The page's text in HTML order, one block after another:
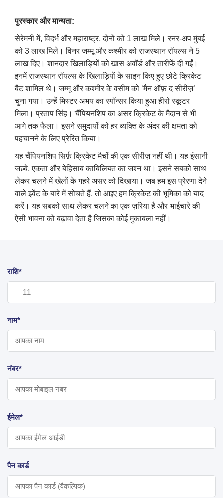
पुरस्कार और मान्यता:
सेरेमनी में, विदर्भ और महाराष्ट्र, दोनों को 1 लाख मिले। रनर-अप मुंबई
को 3 लाख मिले। विनर जम्मू और कश्मीर को राजस्थान रॉयल्स ने 5
लाख दिए। शानदार खिलाड़ियों को खास अवॉर्ड और तारीफें दी गईं।
इनमें राजस्थान रॉयल्स के खिलाड़ियों के साइन किए हुए छोटे क्रिकेट
बैट शामिल थे। जम्मू और कश्मीर के वसीम को ‘मैन ऑफ़ द सीरीज़’
चुना गया। उन्हें मिस्टर अभय का स्पॉन्सर किया हुआ हीरो स्कूटर
मिला। प्रताप सिंह। चैंपियनशिप का असर क्रिकेट के मैदान से भी
आगे तक फैला। इसने समुदायों को हर व्यक्ति के अंदर की क्षमता को
पहचानने के लिए प्रेरित किया।
यह चैंपियनशिप सिर्फ़ क्रिकेट मैचों की एक सीरीज़ नहीं थी। यह इंसानी
जज़्बे, एकता और बेहिसाब काबिलियत का जश्न था। इसने सबको साथ
लेकर चलने में खेलों के गहरे असर को दिखाया। जब हम इस प्रेरणा देने
वाले इवेंट के बारे में सोचते हैं, तो आइए हम क्रिकेट की भूमिका को याद
करें। यह सबको साथ लेकर चलने का एक ज़रिया है और भाईचारे की
ऐसी भावना को बढ़ावा देता है जिसका कोई मुकाबला नहीं।
राशि*
नाम*
नंबर*
ईमेल*
पैन कार्ड